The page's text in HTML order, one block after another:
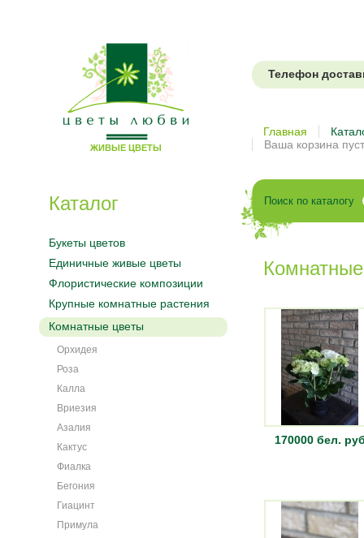
Цветы
ЖИВЫЕ ЦВЕТЫ
Телефон
Главная
Ваша корзина
Поиск по каталогу
170000 бел.
Каталог
Букеты цветов
Единичные живые цветы
Флористические композиции
Крупные комнатные растения
Комнатные цветы
Орхидея
Роза
Калла
Вриезия
Азалия
Кактус
Фиалка
Бегония
Гиацинт
Примула